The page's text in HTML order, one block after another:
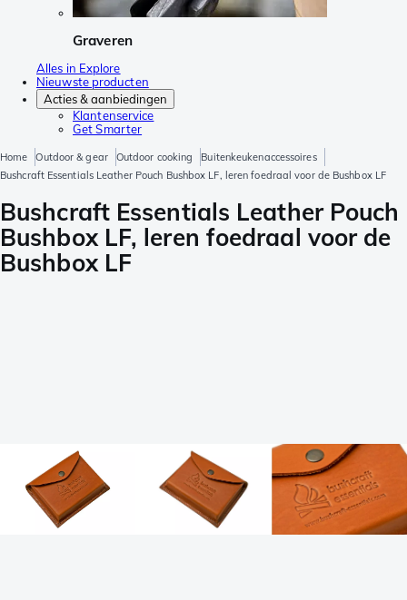
Graveren
Alles in Explore
Nieuwste producten
Acties & aanbiedingen
Klantenservice
Get Smarter
Home Outdoor & gear Outdoor cooking
Buitenkeukenaccessoires
Bushcraft Essentials Leather Pouch Bushbox LF, leren foedraal voor de Bushbox LF
Bushcraft Essentials Leather Pouch
Bushbox LF, leren foedraal voor de
Bushbox LF